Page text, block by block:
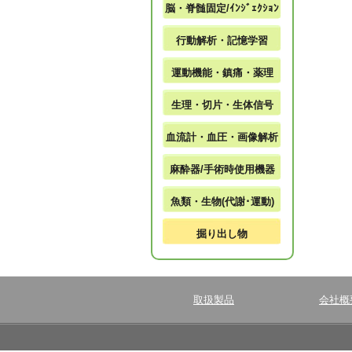
脳・脊髄固定/ｲﾝｼﾞｪｸｼｮﾝ
行動解析・記憶学習
運動機能・鎮痛・薬理
生理・切片・生体信号
血流計・血圧・画像解析
麻酔器/手術時使用機器
魚類・生物(代謝･運動)
掘り出し物
取扱製品 会社概